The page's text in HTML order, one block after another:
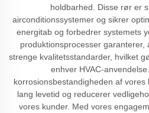
holdbarhed. Disse rør er
airconditionssystemer og sikrer
energitab og forbedrer systemets
produktionsprocesser
strenge kvalitetsstandarder, hvilket
enhver HVAC-
korrosionsbestandigheden af
lang levetid og reducerer
vores kunder. Med vores